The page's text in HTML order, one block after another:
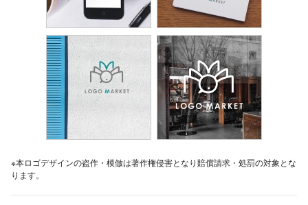
※本ロゴデザインの盗作・模倣は著作権侵害となり賠償請求・処罰の対象とな
ります。